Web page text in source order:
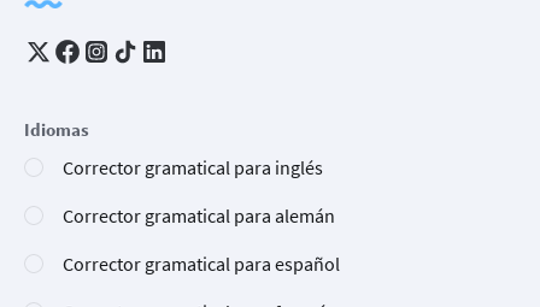
Idiomas
Corrector gramatical para inglés
Corrector gramatical para alemán
Corrector gramatical para español